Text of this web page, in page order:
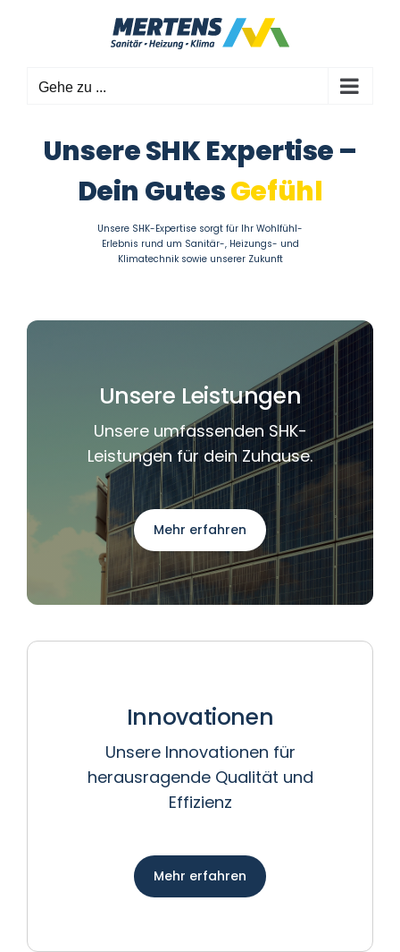
Gehe zu ...
Unsere SHK Expertise –
Dein GutesGefühl
Unsere SHK-Expertise sorgt für Ihr Wohlfühl-
Erlebnis rund um Sanitär-, Heizungs- und
Klimatechnik sowie unserer Zukunft
Unsere Leistungen
Unsere umfassenden SHK-
Leistungen für dein Zuhause.
Mehr erfahren
Innovationen
Unsere Innovationen für
herausragende Qualität und
Effizienz
Mehr erfahren